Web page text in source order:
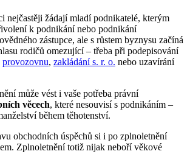
nejčastěji žádají mladí podnikatelé, kterým
k podnikání nebo podnikání
zástupce, ale s růstem byznysu začíná
rodičů omezující – třeba při podepisování
provozovnu, zakládání s. r. o. nebo uzavírání
může vést i vaše potřeba právní
věcech, které nesouvisí s podnikáním –
během těhotenství.
obchodních úspěchů si i po zplnoletnění
Zplnoletnění totiž nijak neboří věkové